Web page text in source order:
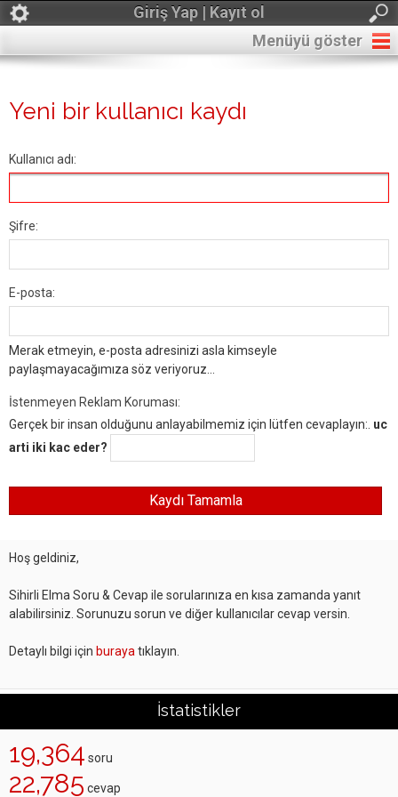
Giriş Yap | Kayıt ol
Menüyü göster
Yeni bir kullanıcı kaydı
Kullanıcı adı:
Şifre:
E-posta:
Merak etmeyin, e-posta adresinizi asla kimseyle
paylaşmayacağımıza söz veriyoruz...
İstenmeyen Reklam Koruması:
Gerçek bir insan olduğunu anlayabilmemiz için lütfen cevaplayın:. uc
arti iki kac eder?
Hoş geldiniz,
Sihirli Elma Soru & Cevap ile sorularınıza en kısa zamanda yanıt
alabilirsiniz. Sorunuzu sorun ve diğer kullanıcılar cevap versin.
Detaylı bilgi için buraya tıklayın.
İstatistikler
19,364 soru
22,785 cevap